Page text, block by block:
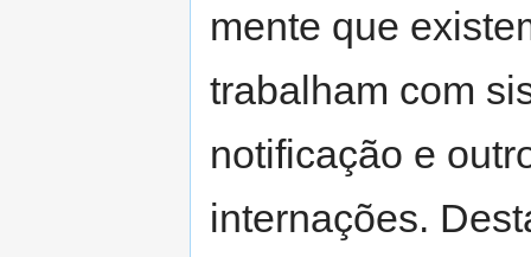
mente que
trabalham com
notificação e
internações.